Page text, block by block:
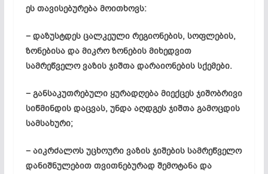
ეს თავისებურება მოითხოვს:
− დაზუსტდეს ცალკეული რეგიონების, სოფლების,
ზონებისა და მიკრო ზონების მიხედვით
სამრეწველო ვაზის ჯიშთა დარაიონების სქემები.
− განსაკუთრებული ყურადღება მიექცეს ჯიშობრივი
სიწმინდის დაცვას, უნდა აღდგეს ჯიშთა გამოცდის
სამსახური;
− აიკრძალოს უცხოური ვაზის ჯიშების სამრეწველო
დანიშნულებით თვითნებურად შემოტანა და